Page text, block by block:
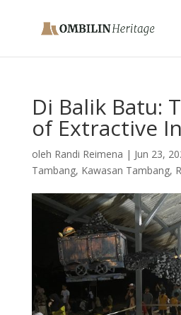
Di Balik Batu:
of Extractive
oleh Randi Reimena | Jun 23,
Tambang, Kawasan Tambang,